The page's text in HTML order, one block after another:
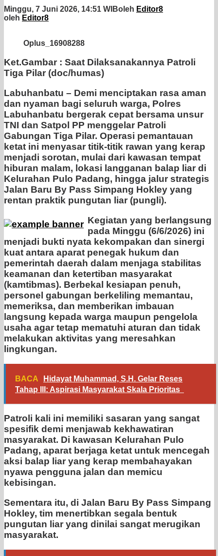
Minggu, 7 Juni 2026, 14:51 WIBoleh Editor8
oleh Editor8
Oplus_16908288
Ket.Gambar : Saat Dilaksanakannya Patroli
Tiga Pilar (doc/humas)
Labuhanbatu – Demi menciptakan rasa aman
dan nyaman bagi seluruh warga, Polres
Labuhanbatu bergerak cepat bersama unsur
TNI dan Satpol PP menggelar Patroli
Gabungan Tiga Pilar. Operasi pemantauan
ketat ini menyasar titik-titik rawan yang kerap
menjadi sorotan, mulai dari kawasan tempat
hiburan malam, lokasi langganan balap liar di
Kelurahan Pulo Padang, hingga jalur strategis
Jalan Baru By Pass Simpang Hokley yang
rentan praktik pungutan liar (pungli).
Kegiatan yang berlangsung
pada Minggu (6/6/2026) ini
menjadi bukti nyata kekompakan dan sinergi
kuat antara aparat penegak hukum dan
pemerintah daerah dalam menjaga stabilitas
keamanan dan ketertiban masyarakat
(kamtibmas). Berbekal kesiapan penuh,
personel gabungan berkeliling memantau,
memeriksa, dan memberikan imbauan
langsung kepada warga maupun pengelola
usaha agar tetap mematuhi aturan dan tidak
melakukan aktivitas yang meresahkan
lingkungan.
BACA
Hidayat Muhammad, S.H. Gelar Reses
Tahap III: Aspirasi Masyarakat Skala Prioritas
Patroli kali ini memiliki sasaran yang sangat
spesifik demi menjawab kekhawatiran
masyarakat. Di kawasan Kelurahan Pulo
Padang, aparat berjaga ketat untuk mencegah
aksi balap liar yang kerap membahayakan
nyawa pengguna jalan dan memicu
kebisingan.
Sementara itu, di Jalan Baru By Pass Simpang
Hokley, tim menertibkan segala bentuk
pungutan liar yang dinilai sangat merugikan
masyarakat.